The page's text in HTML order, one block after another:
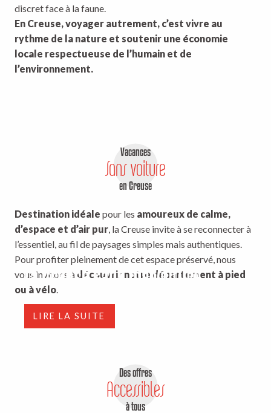
discret face à la faune.
En Creuse, voyager autrement, c’est vivre au
rythme de la nature et soutenir une économie
locale respectueuse de l’humain et de
l’environnement.
Nos hébergeurs engagés
Idées d’activités
Vacances
Sans voiture
en Creuse
Destination idéale pour les amoureux de calme,
d’espace et d’air pur, la Creuse invite à se reconnecter à
l’essentiel, au fil de paysages simples mais authentiques.
Pour profiter pleinement de cet espace préservé, nous
vous invitons à découvrir notre département à pied
ou à vélo.
La Creuse sans ma voiture
LIRE LA SUITE
Des offres
Accessibles
à tous